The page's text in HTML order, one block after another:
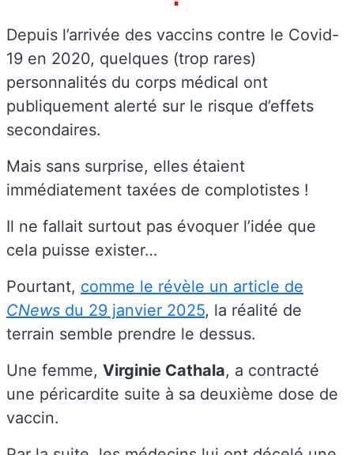
Depuis l’arrivée des vaccins contre le Covid-
19 en 2020, quelques (trop rares)
personnalités du corps médical ont
publiquement alerté sur le risque d’effets
secondaires.
Mais sans surprise, elles étaient
immédiatement taxées de complotistes !
Il ne fallait surtout pas évoquer l’idée que
cela puisse exister…
Pourtant, comme le révèle un article de
CNews du 29 janvier 2025, la réalité de
terrain semble prendre le dessus.
Une femme, Virginie Cathala, a contracté
une péricardite suite à sa deuxième dose de
vaccin.